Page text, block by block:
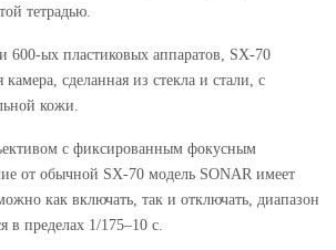
тетрадью.
600-ых пластиковых аппаратов, SX-70
камера, сделанная из стекла и стали, с
кожи.
с фиксированным фокусным
от обычной SX-70 модель SONAR имеет
как включать, так и отключать, диапазон
в пределах 1/175–10 с.